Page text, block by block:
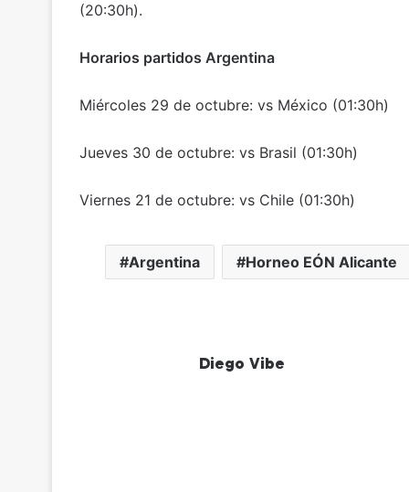
(20:30h).
Horarios partidos Argentina
Miércoles 29 de octubre: vs México (01:30h)
Jueves 30 de octubre: vs Brasil (01:30h)
Viernes 21 de octubre: vs Chile (01:30h)
Argentina Horneo EÓN Alicante
Diego Vibe